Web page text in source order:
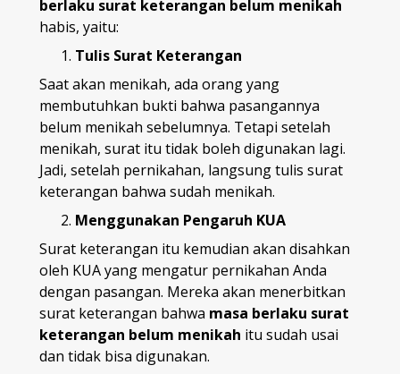
berlaku surat keterangan belum menikah
habis, yaitu:
Tulis Surat Keterangan
Saat akan menikah, ada orang yang
membutuhkan bukti bahwa pasangannya
belum menikah sebelumnya. Tetapi setelah
menikah, surat itu tidak boleh digunakan lagi.
Jadi, setelah pernikahan, langsung tulis surat
keterangan bahwa sudah menikah.
Menggunakan Pengaruh KUA
Surat keterangan itu kemudian akan disahkan
oleh KUA yang mengatur pernikahan Anda
dengan pasangan. Mereka akan menerbitkan
surat keterangan bahwa masa berlaku surat
keterangan belum menikah itu sudah usai
dan tidak bisa digunakan.